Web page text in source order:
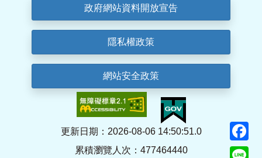
政府網站資料開放宣告
隱私權政策
網站安全政策
更新日期：2026-08-06 14:50:51.0
累積瀏覽人次：477464440